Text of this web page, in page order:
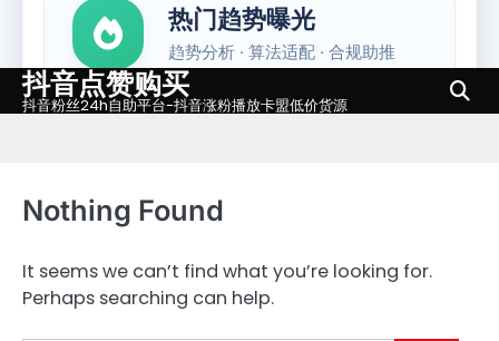
Skip抖音点赞购买
抖音粉丝24h自助平台-抖音涨粉播放卡盟低价货源
Nothing Found
It seems we can’t find what you’re looking for.
Perhaps searching can help.